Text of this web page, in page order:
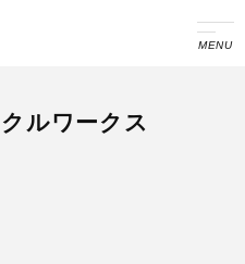
MENU
ルワークス